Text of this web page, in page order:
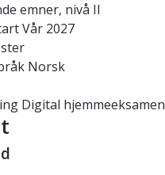
emner, nivå II
Vår 2027
Norsk
Digital hjemmeeksamen